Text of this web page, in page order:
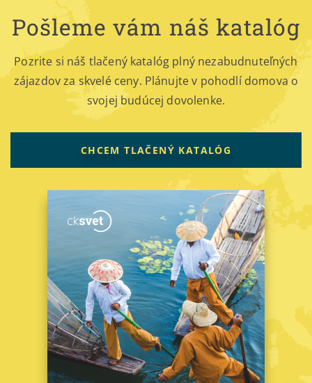
Pošleme vám náš katalóg
Pozrite si náš tlačený katalóg plný nezabudnuteľných
zájazdov za skvelé ceny. Plánujte v pohodlí domova o
svojej budúcej dovolenke.
CHCEM TLAČENÝ KATALÓG